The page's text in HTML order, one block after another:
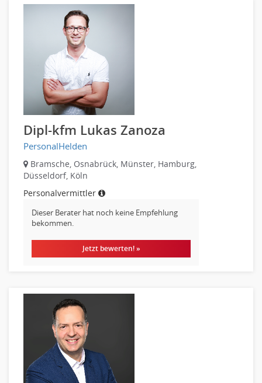
Produktmanagement
Strategisches Marketing
Vertriebsmarketing
Human Resources
Personal Leitung, Teamleitung
rec2rec
Recruiting, Personalmarketing
Referent
Anwaltschaft
Justiziariat, Rechtsabteilung
Notar-, Justizfachangestellter, Anwaltsfachgehilfe
Notariat
Richter, Justizbeamte
Analyst
Anlageberatung, Vermögensberatung
Asset-/Fonds-Management
Börsenhandel
Banken, Finanzdienstleister und Versicherungen Finanzen
Firmenkundengeschäft
Investment-Banking
Kreditanalyse
Banken, Finanzdienstleister und Versicherungen Leitung,
Teamleitung
Pharmaindustrie
Telekommunikation
Textilien & Bekleidung
Transport & Logistik
Unternehmensberatung
Versicherungen
Dipl-kfm Lukas Zanoza
PersonalHelden
Bramsche, Osnabrück, Münster, Hamburg,
Düsseldorf, Köln
Personalvermittler
Dieser Berater hat noch keine Empfehlung
bekommen.
Jetzt bewerten! »